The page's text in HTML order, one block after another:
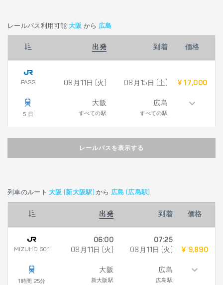
レールパス利用可能 大阪 から 広島
出発 到着 価格
PASS
5 日
08月11日 (火)
大阪
すべての駅
08月15日 (土)
広島
すべての駅
¥ 17,000
レールパスを表示する
列車のルート 大阪 (新大阪駅) から 広島 (広島駅)
出発 到着 価格
MIZUHO 601
1時間 25分
06:00
08月11日 (火)
大阪
新大阪駅
07:25
08月11日 (火)
広島
広島駅
¥ 9,890